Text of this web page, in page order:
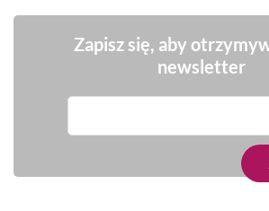
Zapisz się, aby
newsletter